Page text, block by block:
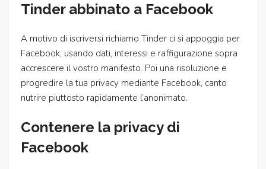
Tinder abbinato a Facebook
A motivo di iscriversi richiamo Tinder ci si appoggia per
Facebook, usando dati, interessi e raffigurazione sopra
accrescere il vostro manifesto. Poi una risoluzione e
progredire la tua privacy mediante Facebook, canto
nutrire piuttosto rapidamente l’anonimato.
Contenere la privacy di
Facebook